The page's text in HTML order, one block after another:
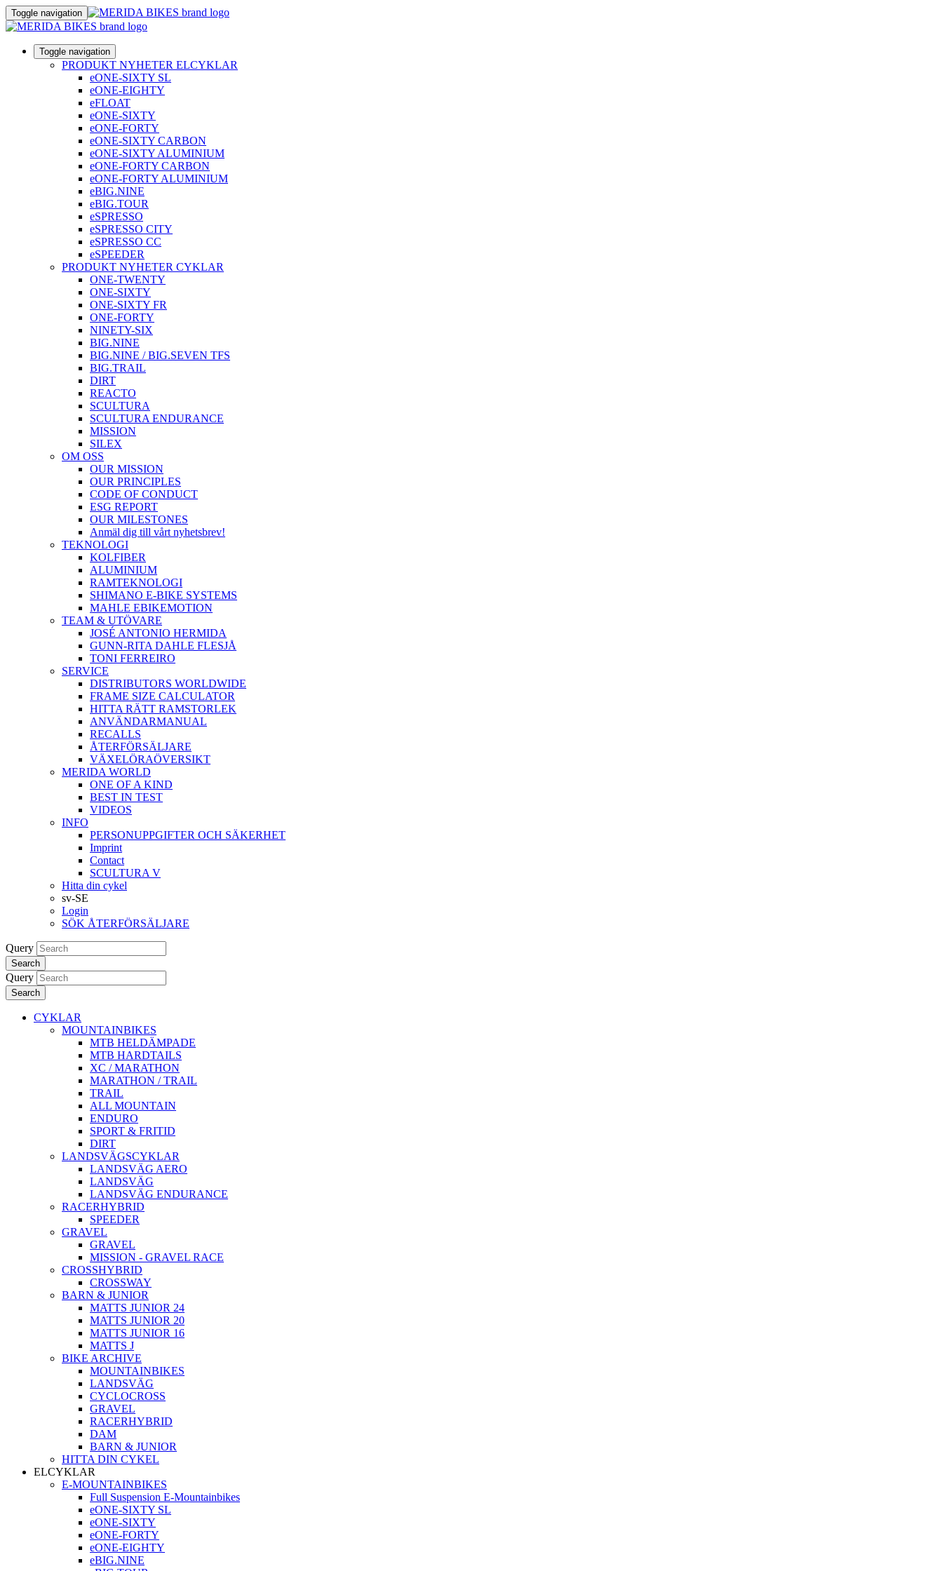
Toggle navigation
Toggle navigation
PRODUKT NYHETER ELCYKLAR
eONE-SIXTY SL
eONE-EIGHTY
eFLOAT
eONE-SIXTY
eONE-FORTY
eONE-SIXTY CARBON
eONE-SIXTY ALUMINIUM
eONE-FORTY CARBON
eONE-FORTY ALUMINIUM
eBIG.NINE
eBIG.TOUR
eSPRESSO
eSPRESSO CITY
eSPRESSO CC
eSPEEDER
PRODUKT NYHETER CYKLAR
ONE-TWENTY
ONE-SIXTY
ONE-SIXTY FR
ONE-FORTY
NINETY-SIX
BIG.NINE
BIG.NINE / BIG.SEVEN TFS
BIG.TRAIL
DIRT
REACTO
SCULTURA
SCULTURA ENDURANCE
MISSION
SILEX
OM OSS
OUR MISSION
OUR PRINCIPLES
CODE OF CONDUCT
ESG REPORT
OUR MILESTONES
Anmäl dig till vårt nyhetsbrev!
TEKNOLOGI
KOLFIBER
ALUMINIUM
RAMTEKNOLOGI
SHIMANO E-BIKE SYSTEMS
MAHLE EBIKEMOTION
TEAM & UTÖVARE
JOSÉ ANTONIO HERMIDA
GUNN-RITA DAHLE FLESJÅ
TONI FERREIRO
SERVICE
DISTRIBUTORS WORLDWIDE
FRAME SIZE CALCULATOR
HITTA RÄTT RAMSTORLEK
ANVÄNDARMANUAL
RECALLS
ÅTERFÖRSÄLJARE
VÄXELÖRAÖVERSIKT
MERIDA WORLD
ONE OF A KIND
BEST IN TEST
VIDEOS
INFO
PERSONUPPGIFTER OCH SÄKERHET
Imprint
Contact
SCULTURA V
Hitta din cykel
sv-SE
Login
SÖK ÅTERFÖRSÄLJARE
Query
Search
Query
Search
CYKLAR
MOUNTAINBIKES
MTB HELDÄMPADE
MTB HARDTAILS
XC / MARATHON
MARATHON / TRAIL
TRAIL
ALL MOUNTAIN
ENDURO
SPORT & FRITID
DIRT
LANDSVÄGSCYKLAR
LANDSVÄG AERO
LANDSVÄG
LANDSVÄG ENDURANCE
RACERHYBRID
SPEEDER
GRAVEL
GRAVEL
MISSION - GRAVEL RACE
CROSSHYBRID
CROSSWAY
BARN & JUNIOR
MATTS JUNIOR 24
MATTS JUNIOR 20
MATTS JUNIOR 16
MATTS J
BIKE ARCHIVE
MOUNTAINBIKES
LANDSVÄG
CYCLOCROSS
GRAVEL
RACERHYBRID
DAM
BARN & JUNIOR
HITTA DIN CYKEL
ELCYKLAR
E-MOUNTAINBIKES
Full Suspension E-Mountainbikes
eONE-SIXTY SL
eONE-SIXTY
eONE-FORTY
eONE-EIGHTY
eBIG.NINE